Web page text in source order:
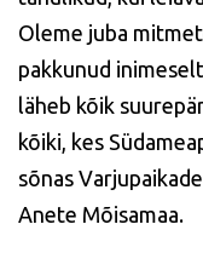
Oleme juba
pakkunud
läheb kõik
kõiki, kes
sõnas
Anete Mõisamaa.